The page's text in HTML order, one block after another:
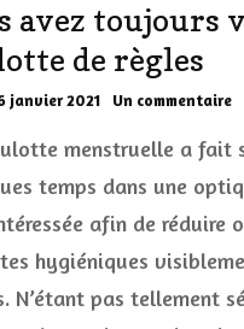
avez toujours
de règles
janvier 2021 Un commentairesur
menstruelle a fait
temps dans une
afin de réduire
hygiéniques
N’étant pas tellement